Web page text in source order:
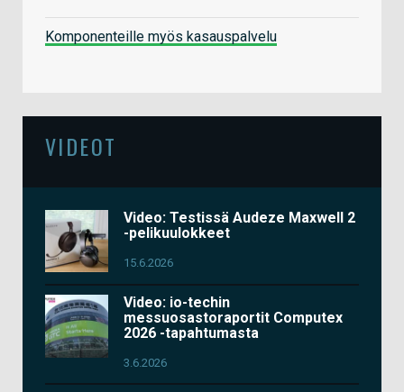
Komponenteille myös kasauspalvelu
VIDEOT
Video: Testissä Audeze Maxwell 2
-pelikuulokkeet
15.6.2026
Video: io-techin
messuosastoraportit Computex
2026 -tapahtumasta
3.6.2026